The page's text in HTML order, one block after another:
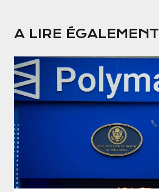
A LIRE ÉGALEMENT